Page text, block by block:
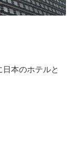
本のホテルと